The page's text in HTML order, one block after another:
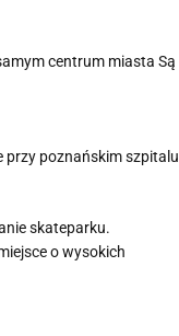
centrum miasta Są
przy poznańskim szpitalu
skateparku.
o wysokich